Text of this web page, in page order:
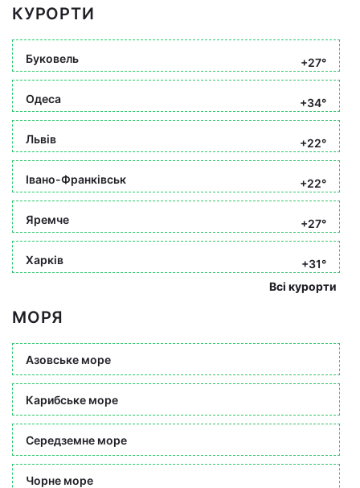
КУРОРТИ
Буковель +27°
Одеса +34°
Львів +22°
Івано-Франківськ +22°
Яремче +27°
Харків
+31°
Всі курорти
МОРЯ
Азовське море
Карибське море
Середземне море
Чорне море